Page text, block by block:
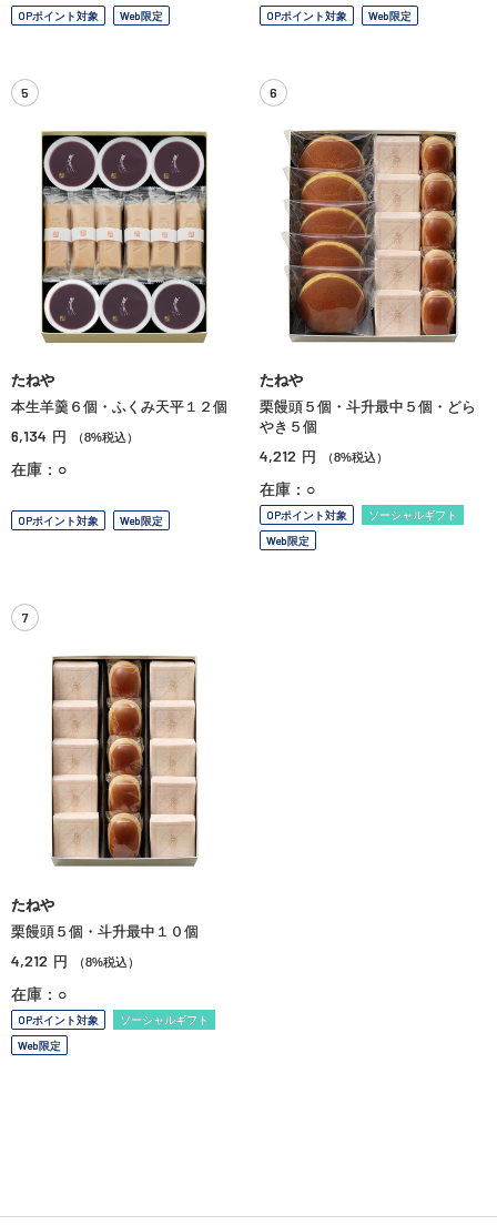
OPポイント対象 Web限定 OPポイント対象 Web限定
5
たねや
本生羊羹６個・ふくみ天平１２個
6,134 円 （8%税込）
在庫：○
OPポイント対象 Web限定
6
たねや
栗饅頭５個・斗升最中５個・どら
やき５個
4,212 円 （8%税込）
在庫：○
OPポイント対象
ソーシャルギフト
Web限定
7
たねや
栗饅頭５個・斗升最中１０個
4,212 円 （8%税込）
在庫：○
OPポイント対象
ソーシャルギフト
Web限定